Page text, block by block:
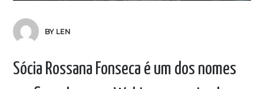
BY LEN
Sócia Rossana Fonseca é um dos nomes